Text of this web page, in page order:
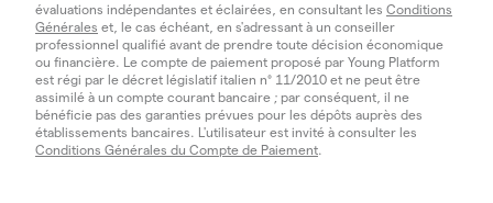
évaluations indépendantes et éclairées, en consultant les Conditions
Générales et, le cas échéant, en s'adressant à un conseiller
professionnel qualifié avant de prendre toute décision économique
ou financière. Le compte de paiement proposé par Young Platform
est régi par le décret législatif italien n° 11/2010 et ne peut être
assimilé à un compte courant bancaire ; par conséquent, il ne
bénéficie pas des garanties prévues pour les dépôts auprès des
établissements bancaires. L'utilisateur est invité à consulter les
Conditions Générales du Compte de Paiement.